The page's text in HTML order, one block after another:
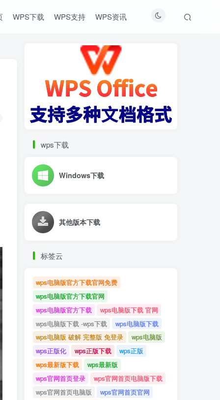
WPS下载 WPS支持 WPS资讯
wps下载
Windows下载
其他版本下载
标签云
wps电脑版官方下载官网免费
wps电脑版官方下载官网
wps电脑版官方下载
wps电脑版下载 官网
wps电脑版下载 -wps下载
wps电脑版下载
wps电脑版 破解 完整版 免登录
wps电脑版
wps正版化
wps正版下载
wps正版
wps最新版下载
wps最新版
wps官网首页登录
wps官网首页电脑版下载
wps官网首页电脑版
wps官网首页官网